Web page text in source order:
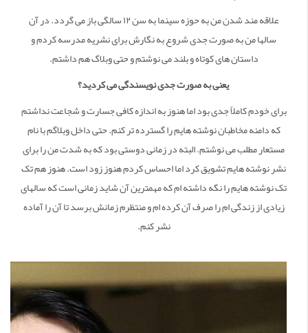
علاقه مند شدن من به حوزه سینما به سن ۱۲ سالگی باز می گردد. در آن
سالها من به صورت جدی شروع به نگارش برای نشریه مدرسه کردم و
داستان های کوتاه و بلند می نوشتم و حتی وبلاگ هم داشتم.
یعنی به صورت جدی نویسندگی می کردید؟
برای خودم کاملاً جدی بود اما هنوز به اندازه کافی جسارت و شجاعت نداشتم
که دامنه مخاطبان نوشته هایم را گسترده تر کنم. حتی داخل وبلاگم با نام
مستعار مطلب می نوشتم. البته در زمانی دوستی بود که به شدت من را برای
نشر نوشته هایم تشویق کرد اما احساس کردم هنوز زود است. هنوز هم تک
تک نوشته هایم را نگه داشته ام که مهمترین آن شاید زمانی است که سالهای
زیادی از زندگی ام را صرف آن کرده ام و منتظرم زمانش برسد تا آن را آماده
نشر کنم.